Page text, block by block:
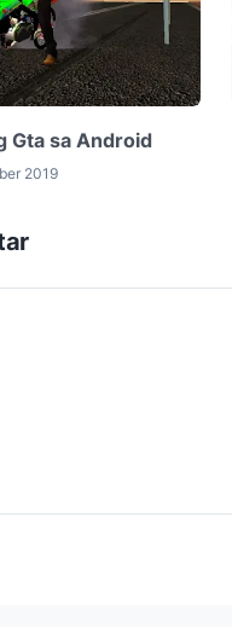
Gta sa Android
2019